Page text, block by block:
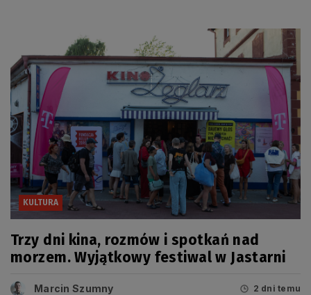
KULTURA
Trzy dni kina, rozmów i spotkań nad
morzem. Wyjątkowy festiwal w Jastarni
Marcin Szumny 2 dni temu